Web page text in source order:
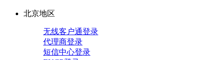
北京地区
无线客户通登录
代理商登录
短信中心登录